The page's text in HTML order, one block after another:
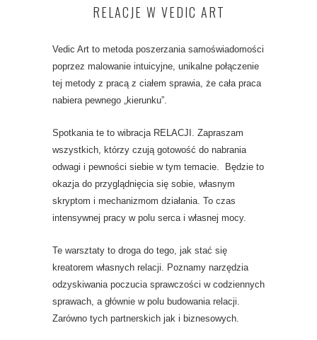
RELACJE W VEDIC ART
Vedic Art to metoda poszerzania samoświadomości
poprzez malowanie intuicyjne, unikalne połączenie
tej metody z pracą z ciałem sprawia, że cała praca
nabiera pewnego „kierunku”.
Spotkania te to wibracja RELACJI. Zapraszam
wszystkich, którzy czują gotowość do nabrania
odwagi i pewności siebie w tym temacie. Będzie to
okazja do przyglądnięcia się sobie, własnym
skryptom i mechanizmom działania. To czas
intensywnej pracy w polu serca i własnej mocy.
Te warsztaty to droga do tego, jak stać się
kreatorem własnych relacji. Poznamy narzędzia
odzyskiwania poczucia sprawczości w codziennych
sprawach, a głównie w polu budowania relacji.
Zarówno tych partnerskich jak i biznesowych.